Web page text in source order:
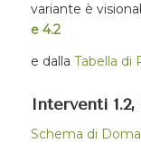
variante è
e 4.2
e dalla Tabella di
Interventi 1.2,
Schema di